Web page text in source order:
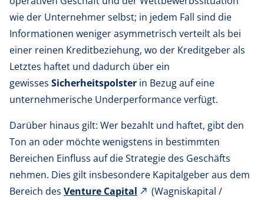
wie der Unternehmer selbst; in jedem Fall sind die
Informationen weniger asymmetrisch verteilt als bei
einer reinen Kreditbeziehung, wo der Kreditgeber als
Letztes haftet und dadurch über ein
gewisses Sicherheitspolster in Bezug auf eine
unternehmerische Underperformance verfügt.
Darüber hinaus gilt: Wer bezahlt und haftet, gibt den
Ton an oder möchte wenigstens in bestimmten
Bereichen Einfluss auf die Strategie des Geschäfts
nehmen. Dies gilt insbesondere Kapitalgeber aus dem
Bereich des Venture Capital
(Wagniskapital /